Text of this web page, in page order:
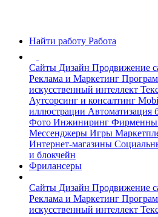
Найти работу Работа
Сайты Дизайн Продвижение
Реклама и Маркетинг
искусственный интеллект
Аутсорсинг и консалтинг
иллюстрации Автоматизация
Фото Инжиниринг
Мессенджеры Игры
Интернет-магазины
и блокчейн
Фрилансеры
Сайты Дизайн Продвижение
Реклама и Маркетинг
искусственный интеллект